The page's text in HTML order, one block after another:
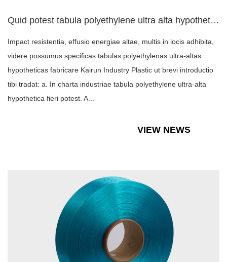
Quid potest tabula polyethylene ultra alta hypothetica?
Impact resistentia, effusio energiae altae, multis in locis adhibita,
videre possumus specificas tabulas polyethylenas ultra-altas
hypotheticas fabricare Kairun Industry Plastic ut brevi introductio
tibi tradat: a. In charta industriae tabula polyethylene ultra-alta
hypothetica fieri potest. A...
VIEW NEWS